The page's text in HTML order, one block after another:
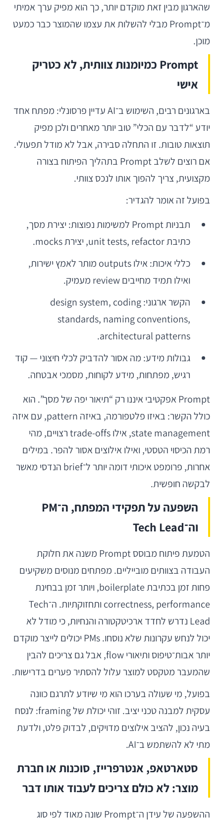
שהארגון מבין זאת מוקדם יותר, כך הוא מפיק ערך אמיתי
מ־Prompt מבלי להשלות את עצמו שהמוצר כבר כמעט
מוכן.
Prompt כמיומנות צוותית, לא כטריק
אישי
בארגונים רבים, השימוש ב־AI עדיין פרסונלי: מפתח אחד
יודע “לדבר עם הכלי” טוב יותר מאחרים ולכן מפיק
תוצאות טובות. זו התחלה סבירה, אבל לא מודל תפעולי.
אם רוצים לשלב Prompt בתהליך הפיתוח בצורה
מקצועית, צריך להפוך אותו לנכס צוותי.
בפועל זה אומר להגדיר:
תבניות Prompt למשימות נפוצות: יצירת מסך,
כתיבת unit tests, refactor, יצירת mocks.
כללי איכות: אילו outputs מותר לאמץ ישירות,
ואילו תמיד מחייבים review מעמיק.
הקשר ארגוני: design system, coding
standards, naming conventions,
architectural patterns.
גבולות מידע: מה אסור להדביק לכלי חיצוני — קוד
רגיש, מפתחות, מידע לקוחות, מסמכי אבטחה.
Prompt אפקטיבי איננו רק “תיאור יפה של מסך”. הוא
כולל הקשר: באיזו פלטפורמה, באיזה pattern, עם איזה
state management, אילו trade-offs רצויים, מהי
רמת הכיסוי הטסטי, ואילו אילוצים אסור להפר. במילים
אחרות, פרומפט איכותי דומה יותר ל־brief הנדסי מאשר
לבקשה חופשית.
השפעה על תפקידי המפתח, ה־PM
וה־Tech Lead
הטמעת פיתוח מבוסס Prompt משנה את חלוקת
העבודה בצוותים מובייליים. מפתחים מנוסים משקיעים
פחות זמן בכתיבת boilerplate, ויותר זמן בבחינת
correctness, performance ותחזוקתיות. ה־Tech
Lead נדרש לחדד ארכיטקטורה והנחיות, כי מודל לא
יכול לנחש עקרונות שלא נוסחו. PMs יכולים לייצר מוקדם
יותר אבות־טיפוס ותיאורי flow, אבל גם צריכים להבין
שהמעבר מטקסט למוצר עלול להסתיר פערים בדרישות.
בפועל, מי שעולה בערכו הוא מי שיודע לתרגם כוונה
עסקית למבנה טכני יציב. זוהי יכולת של framing: לנסח
בעיה נכון, להציב אילוצים מדויקים, לבדוק פלט, ולדעת
מתי לא להשתמש ב־AI.
סטארטאפ, אנטרפרייז, סוכנות או חברת
מוצר: לא כולם צריכים לעבוד אותו דבר
ההשפעה של עידן ה־Prompt שונה מאוד לפי סוג